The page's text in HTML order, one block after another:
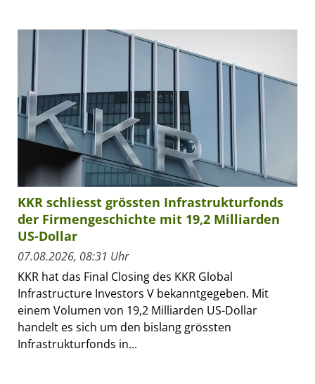
KKR schliesst grössten Infrastrukturfonds
der Firmengeschichte mit 19,2 Milliarden
US-Dollar
07.08.2026, 08:31 Uhr
KKR hat das Final Closing des KKR Global
Infrastructure Investors V bekanntgegeben. Mit
einem Volumen von 19,2 Milliarden US-Dollar
handelt es sich um den bislang grössten
Infrastrukturfonds in...